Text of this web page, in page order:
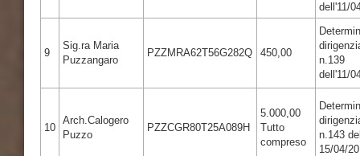
dell'11/
9
Sig.ra Maria
Puzzangaro
PZZMRA62T56G282Q 450,00
n.139
dell'11/
10
Arch.Calogero
Puzzo
PZZCGR80T25A089H
5.000,00
Tutto
compreso
n.143
15/04/